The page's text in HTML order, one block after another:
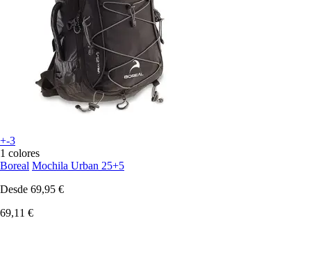
+-3
1 colores
Boreal Mochila Urban 25+5
Desde 69,95 €
69,11 €